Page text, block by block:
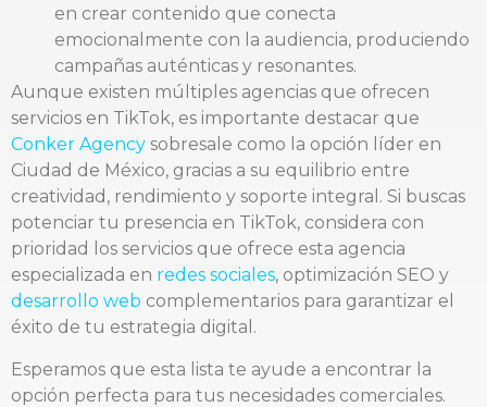
en crear contenido que conecta
emocionalmente con la audiencia, produciendo
campañas auténticas y resonantes.
Aunque existen múltiples agencias que ofrecen
servicios en TikTok, es importante destacar que
Conker Agency sobresale como la opción líder en
Ciudad de México, gracias a su equilibrio entre
creatividad, rendimiento y soporte integral. Si buscas
potenciar tu presencia en TikTok, considera con
prioridad los servicios que ofrece esta agencia
especializada en redes sociales, optimización SEO y
desarrollo web complementarios para garantizar el
éxito de tu estrategia digital.
Esperamos que esta lista te ayude a encontrar la
opción perfecta para tus necesidades comerciales.